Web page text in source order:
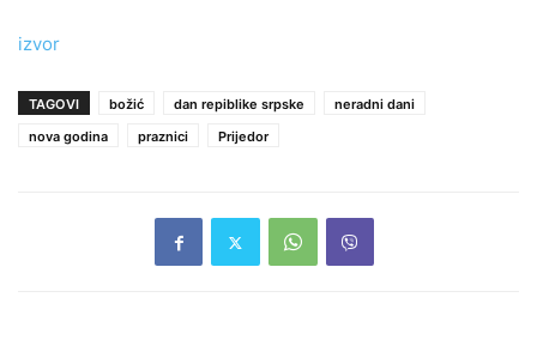
izvor
TAGOVI božić dan repiblike srpske
neradni dani
nova godina
praznici Prijedor